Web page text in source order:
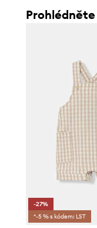
-27%
*-5 % s kódem: LST